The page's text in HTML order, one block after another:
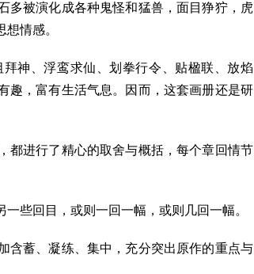
多被演化成各种鬼怪和猛兽，面目狰狞，虎
情感。
、浮鸾求仙、划拳行令、贴楹联、放焰
趣，富有生活气息。因而，这套画册还是研
进行了精心的取舍与概括，每个章回情节
回目，或则一回一幅，或则几回一幅。
蓄、凝练、集中，充分突出原作的重点与